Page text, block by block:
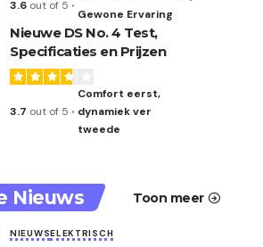
3.6 out of 5
Gewone Ervaring
Nieuwe DS No. 4 Test,
Specificaties en Prijzen
3.7 out of 5
Comfort eerst,
dynamiek ver
tweede
Nieuws Toon meer
NIEUWSELEKTRISCH